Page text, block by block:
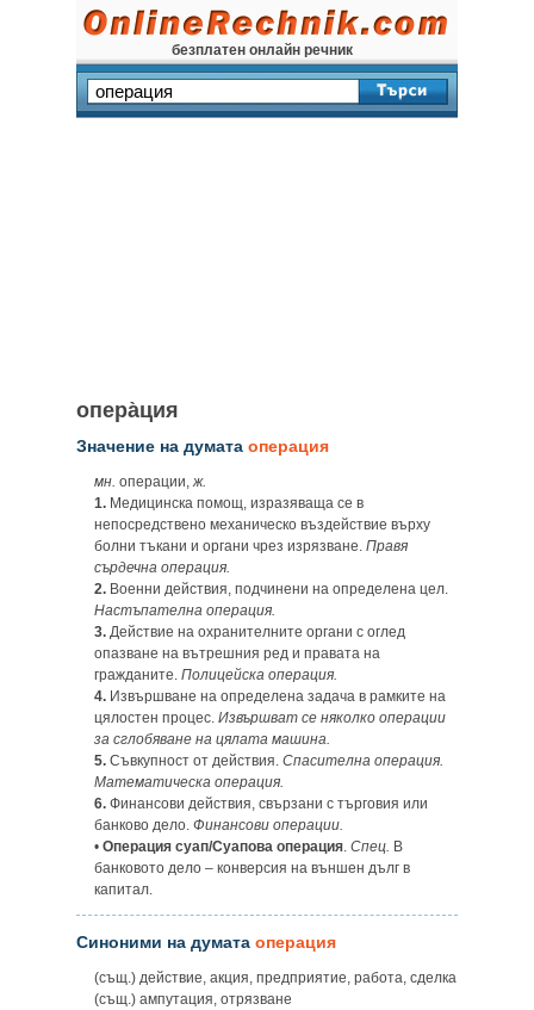
безплатен онлайн речник
опера̀ция
Значение на думата операция
мн. операции,ж.
1. Медицинска помощ, изразяваща се в
непосредствено механическо въздействие върху
болни тъкани и органи чрез изрязване. Правя
сърдечна операция.
2. Военни действия, подчинени на определена цел.
Настъпателна операция.
3. Действие на охранителните органи с оглед
опазване на вътрешния ред и правата на
гражданите. Полицейска операция.
4. Извършване на определена задача в рамките на
цялостен процес. Извършват се няколко операции
за сглобяване на цялата машина.
5. Съвкупност от действия. Спасителна операция.
Математическа операция.
6. Финансови действия, свързани с търговия или
банково дело. Финансови операции.
• Операция суап/Суапова операция. Спец. В
банковото дело – конверсия на външен дълг в
капитал.
Синоними на думата операция
(същ.) действие, акция, предприятие, работа, сделка
(същ.) ампутация, отрязване